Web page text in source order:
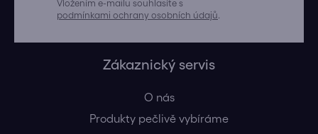
Vložením e-mailu souhlasíte s
podmínkami ochrany osobních údajů.
Zákaznický servis
O nás
Produkty pečlivě vybíráme